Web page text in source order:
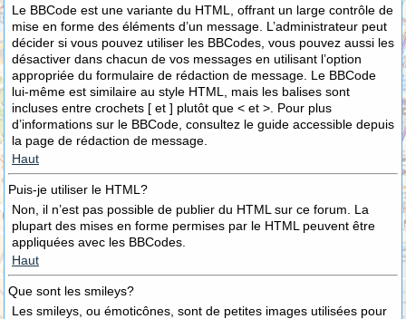
Le BBCode est une variante du HTML, offrant un large contrôle de
mise en forme des éléments d’un message. L’administrateur peut
décider si vous pouvez utiliser les BBCodes, vous pouvez aussi les
désactiver dans chacun de vos messages en utilisant l’option
appropriée du formulaire de rédaction de message. Le BBCode
lui-même est similaire au style HTML, mais les balises sont
incluses entre crochets [ et ] plutôt que < et >. Pour plus
d’informations sur le BBCode, consultez le guide accessible depuis
la page de rédaction de message.
Haut
Puis-je utiliser le HTML?
Non, il n’est pas possible de publier du HTML sur ce forum. La
plupart des mises en forme permises par le HTML peuvent être
appliquées avec les BBCodes.
Haut
Que sont les smileys?
Les smileys, ou émoticônes, sont de petites images utilisées pour